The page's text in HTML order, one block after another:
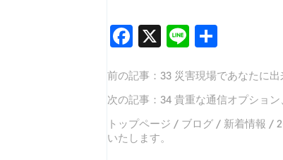
Facebook
X Line
前の記事： 33 災害現場であなたに
次の記事： 34 貴重な通信オプション
トップページ / ブログ / 新着情報 /
いたします。